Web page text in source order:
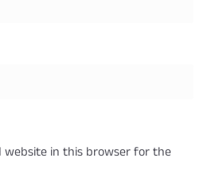
website in this browser for the